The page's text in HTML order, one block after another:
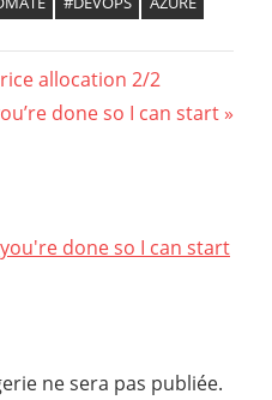
allocation 2/2
done so I can start
done so I can start
ne sera pas publiée.